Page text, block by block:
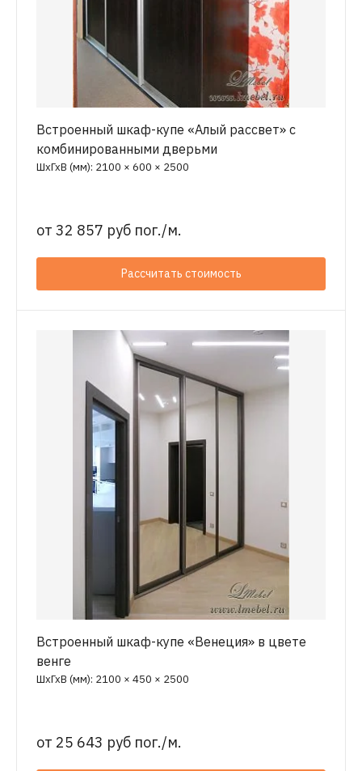
Встроенный шкаф-купе «Алый рассвет» с
комбинированными дверьми
ШхГхВ (мм): 2100 × 600 × 2500
от 32 857 руб пог./м.
Рассчитать стоимость
Встроенный шкаф-купе «Венеция» в цвете
венге
ШхГхВ (мм): 2100 × 450 × 2500
от 25 643 руб пог./м.